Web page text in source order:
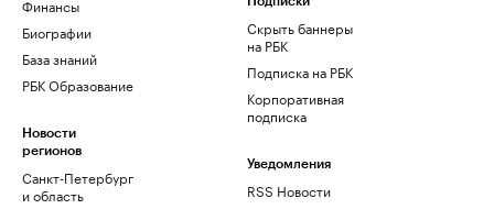
Финансы
Биографии
База знаний
РБК Образование
Новости
регионов
Санкт-Петербург
и область
Скрыть баннеры
на РБК
Подписка на РБК
Корпоративная
подписка
Уведомления
RSS Новости